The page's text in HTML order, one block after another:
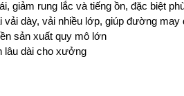
giảm rung lắc và tiếng ồn, đặc biệt
vải dày, vải nhiều lớp, giúp đường may
sản xuất quy mô lớn
lâu dài cho xưởng